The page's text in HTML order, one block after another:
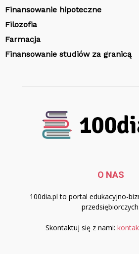
Finansowanie hipoteczne
Filozofia
Farmacja
Finansowanie studiów za granicą
O NAS
100dia.pl to portal edukacyjno-
przedsiębiorczych.
Skontaktuj się z nami: